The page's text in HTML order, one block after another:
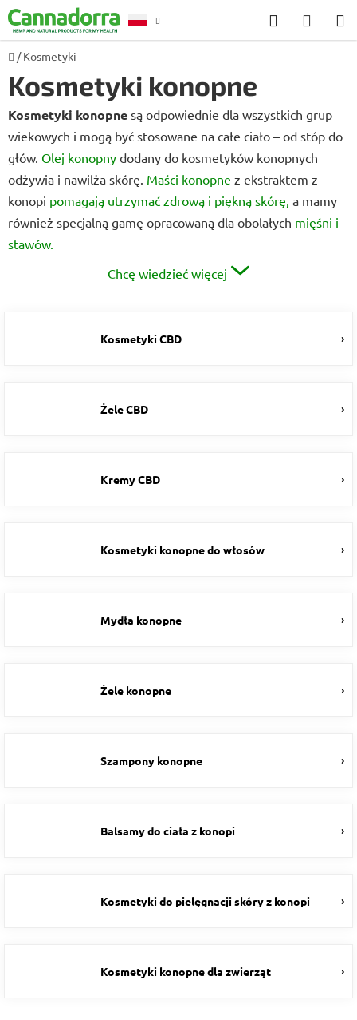
Przejść
do
treści
Szukaj
Home
/ Kosmetyki
Kosmetyki konopne
Kosmetyki konopne są odpowiednie dla wszystkich grup
wiekowych i mogą być stosowane na całe ciało – od stóp do
głów. Olej konopny dodany do kosmetyków konopnych
odżywia i nawilża skórę. Maści konopne z ekstraktem z
konopi pomagają utrzymać zdrową i piękną skórę, a mamy
również specjalną gamę opracowaną dla obolałych mięśni i
stawów.
Chcę wiedzieć więcej
Kosmetyki CBD
Żele CBD
Kremy CBD
Kosmetyki konopne do włosów
Mydła konopne
Żele konopne
Szampony konopne
Balsamy do ciała z konopi
Kosmetyki do pielęgnacji skóry z konopi
Kosmetyki konopne dla zwierząt